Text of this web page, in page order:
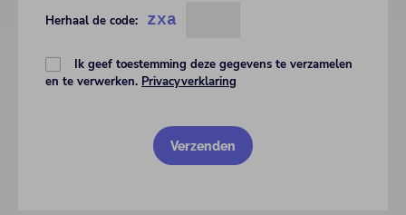
Herhaal de code: zxa
Ik geef toestemming deze gegevens te verzamelen
en te verwerken. Privacyverklaring